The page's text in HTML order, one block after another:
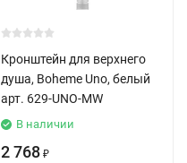
Кронштейн для верхнего
душа, Boheme Uno, белый
арт. 629-UNO-MW
В наличии
2 768 ₽